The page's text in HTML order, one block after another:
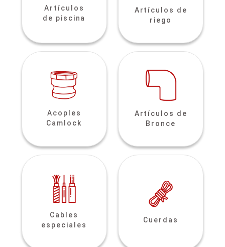
Artículos
de piscina
Artículos de
riego
Acoples
Camlock
Artículos de
Bronce
Cables
especiales
Cuerdas